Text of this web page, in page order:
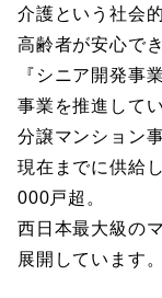
介護という社会
高齢者が安心で
『シニア開発事
事業を推進してい
分譲マンション
現在までに供給
000戸超。
西日本最大級の
展開しています。